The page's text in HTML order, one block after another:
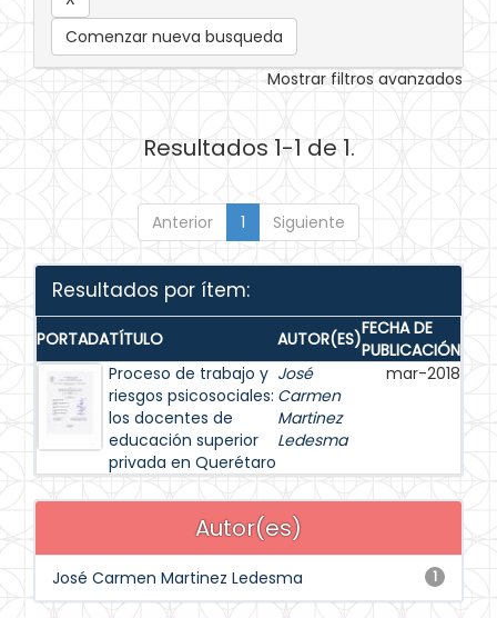
Comenzar nueva busqueda
Mostrar filtros avanzados
Resultados 1-1 de 1.
Anterior 1 Siguiente
Resultados por ítem:
PORTADATÍTULO AUTOR(ES)FECHA DE
PUBLICACIÓN
Proceso de trabajo y
riesgos psicosociales:
los docentes de
educación superior
privada en Querétaro
José
Carmen
Martinez
Ledesma
mar-2018
Autor(es)
1
José Carmen Martinez Ledesma